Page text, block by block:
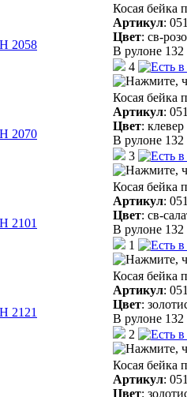
Косая бейка
Артикул:
Цвет: св-
В рулоне
4
Косая бейка
Артикул:
Цвет: клевер
В рулоне
3
Косая бейка
Артикул:
Цвет: св-
В рулоне
1
Косая бейка
Артикул:
Цвет:
В рулоне
2
Косая бейка
Артикул:
Цвет: